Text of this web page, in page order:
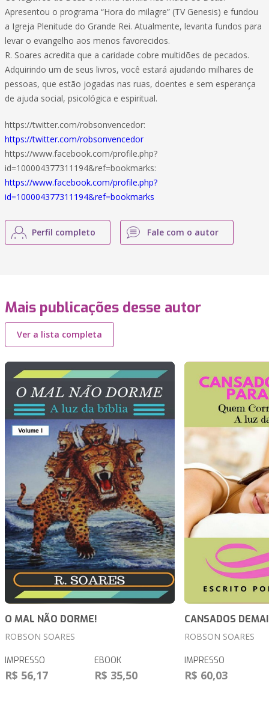
Apresentou o programa “Hora do milagre” (TV Genesis) e fundou
a Igreja Plenitude do Grande Rei. Atualmente, levanta fundos para
levar o evangelho aos menos favorecidos.
R. Soares acredita que a caridade cobre multidões de pecados.
Adquirindo um de seus livros, você estará ajudando milhares de
pessoas, que estão jogadas nas ruas, doentes e sem esperança
de ajuda social, psicológica e espiritual.
https://twitter.com/robsonvencedor:
https://twitter.com/robsonvencedor
https://www.facebook.com/profile.php?
id=100004377311194&ref=bookmarks:
https://www.facebook.com/profile.php?
id=100004377311194&ref=bookmarks
Perfil completo Fale com o autor
Mais publicações desse autor
Ver a lista completa
O MAL NÃO DORME!
ROBSON SOARES
IMPRESSO
R$ 56,17
EBOOK
R$ 35,50
CANSADOS
ROBSON SOARES
IMPRESSO
R$ 60,03